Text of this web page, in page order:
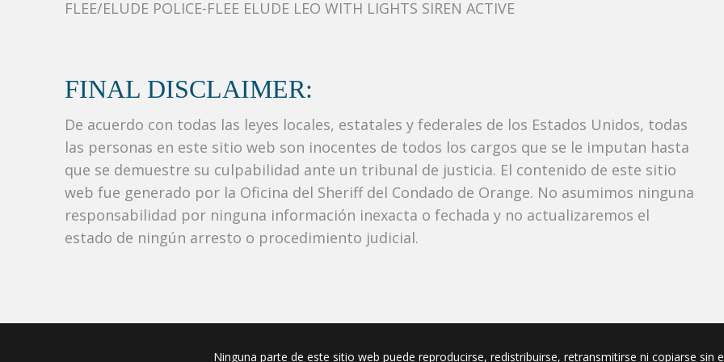
FLEE/ELUDE POLICE-FLEE ELUDE LEO WITH LIGHTS SIREN ACTIVE
FINAL DISCLAIMER:
De acuerdo con todas las leyes locales, estatales y federales de los Estados Unidos, todas
las personas en este sitio web son inocentes de todos los cargos que se le imputan hasta
que se demuestre su culpabilidad ante un tribunal de justicia. El contenido de este sitio
web fue generado por la Oficina del Sheriff del Condado de Orange. No asumimos ninguna
responsabilidad por ninguna información inexacta o fechada y no actualizaremos el
estado de ningún arresto o procedimiento judicial.
Ninguna parte de este sitio web puede reproducirse, redistribuirse, retransmitirse ni copiarse sin